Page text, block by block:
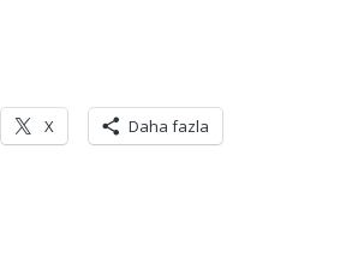
X Daha fazla